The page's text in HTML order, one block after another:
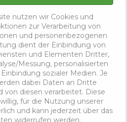
bleibt, nicht zu
führt und die
der beruflichen
berücksichtigt.
sein, wie die
ausgewertet und genutzt
von
aus. Wenn deutlich wird,
und verfügbare Arbeitszeit
nutzen wir Cookies und
zur Verarbeitung von
und personenbezogenen
dient der Einbindung von
und Elementen Dritter,
Messung, personalisierten
sozialer Medien. Je
dabei Daten an Dritte
diesen verarbeitet. Diese
für die Nutzung unserer
und kann jederzeit über das
widerrufen werden.